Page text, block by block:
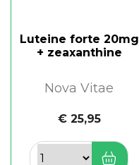
Luteine forte 20mg
+ zeaxanthine
Nova Vitae
€ 25,95